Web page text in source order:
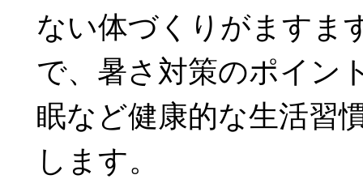
ない体づくりがますま
で、暑さ対策のポイン
眠など健康的な生活習
します。